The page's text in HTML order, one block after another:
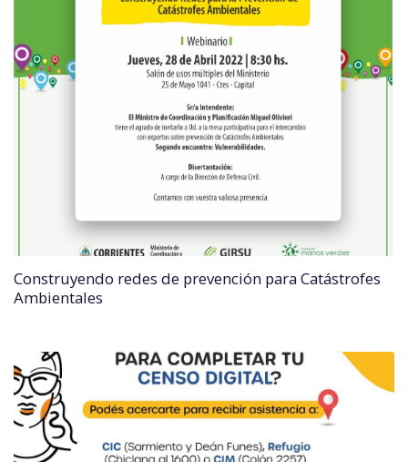
Construyendo redes de prevención para Catástrofes
Ambientales